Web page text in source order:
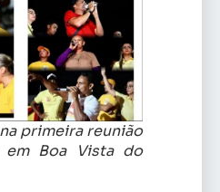
primeira reunião
Boa Vista do